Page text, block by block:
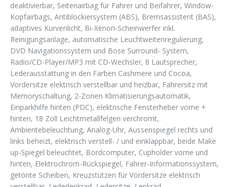
deaktivierbar, Seitenairbag für Fahrer und Beifahrer, Window-
Kopfairbags, Antiblockiersystem (ABS), Bremsassistent (BAS),
adaptives Kurvenlicht, Bi-Xenon-Scheinwerfer inkl.
Reinigungsanlage, automatische Leuchtweitenregulierung,
DVD Navigationssystem und Bose Surround- System,
Radio/CD-Player/MP3 mit CD-Wechsler, 8 Lautsprecher,
Lederausstattung in den Farben Cashmere und Cocoa,
Vordersitze elektrisch verstellbar und heizbar, Fahrersitz mit
Memoryschaltung, 2-Zonen Klimatisierungsautomatik,
Einparkhilfe hinten (PDC), elektrische Fensterheber vorne +
hinten, 18 Zoll Leichtmetallfelgen verchromt,
Ambientebeleuchtung, Analog-Uhr, Aussenspiegel rechts und
links beheizt, elektrisch verstell- / und einklappbar, beide Make
up-Spiegel beleuchtet, Bordcomputer, Cupholder vorne und
hinten, Elektrochrom-Rückspiegel, Fahrer-Informationssystem,
getönte Scheiben, Kreuzstützen für Vordersitze elektrisch